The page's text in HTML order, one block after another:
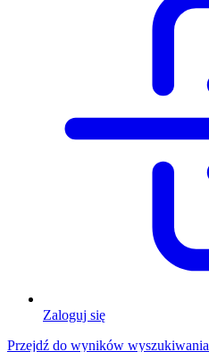
Zaloguj się
Przejdź do wyników wyszukiwania